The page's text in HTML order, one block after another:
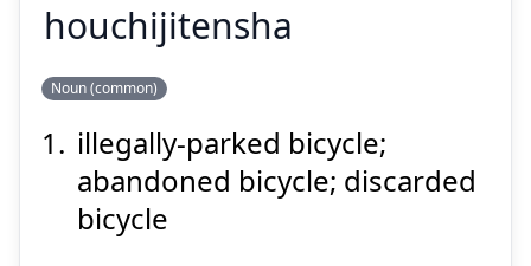
houchijitensha
Noun (common)
illegally-parked bicycle;
abandoned bicycle; discarded
bicycle